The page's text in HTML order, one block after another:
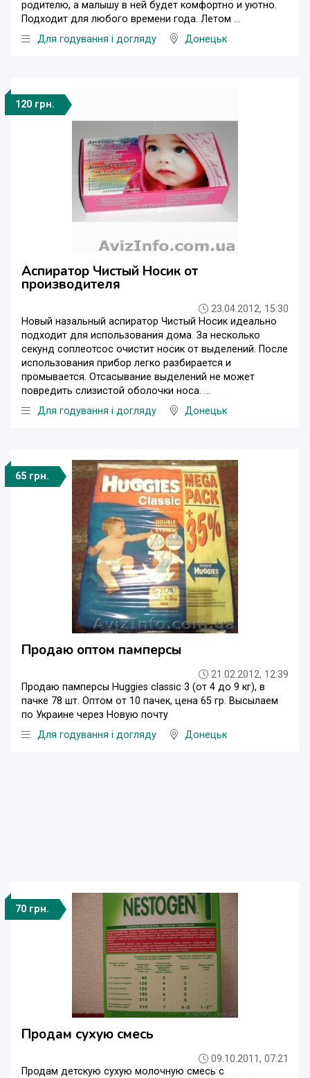
родителю, а малышу в ней будет комфортно и уютно.
Подходит для любого времени года. Летом ...
Для годування і догляду
Донецьк
120 грн.
Аспиратор Чистый Носик от
производителя
23.04.2012, 15:30
Новый назальный аспиратор Чистый Носик идеально
подходит для использования дома. За несколько
секунд соплеотсос очистит носик от выделений. После
использования прибор легко разбирается и
промывается. Отсасывание выделений не может
повредить слизистой оболочки носа. ...
Для годування і догляду
Донецьк
65 грн.
Продаю оптом памперсы
21.02.2012, 12:39
Продаю памперсы Huggies classic 3 (от 4 до 9 кг), в
пачке 78 шт. Оптом от 10 пачек, цена 65 гр. Высылаем
по Украине через Новую почту
Для годування і догляду
Донецьк
70 грн.
Продам сухую смесь
09.10.2011, 07:21
Продам детскую сухую молочную смесь с